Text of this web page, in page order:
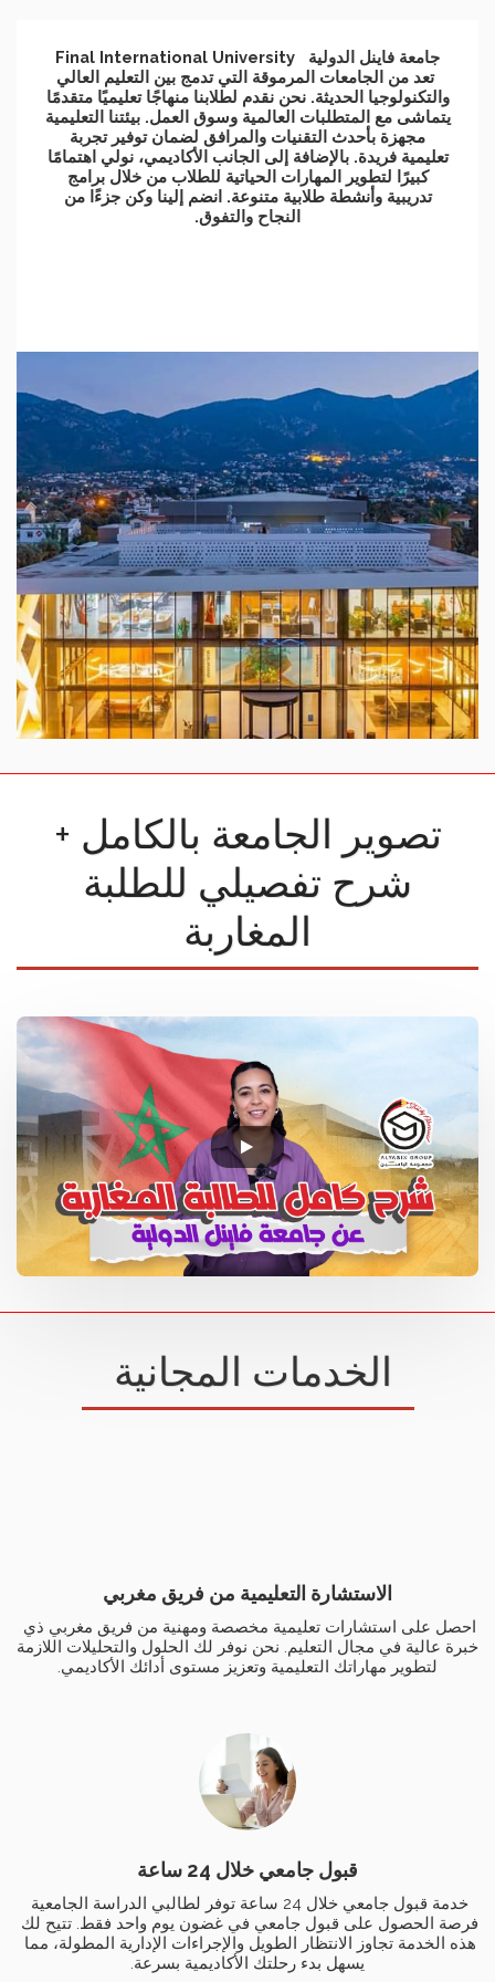
جامعة فاينل الدولية Final International University
تعد من الجامعات المرموقة التي تدمج بين التعليم العالي
والتكنولوجيا الحديثة. نحن نقدم لطلابنا منهاجًا تعليميًا متقدمًا
يتماشى مع المتطلبات العالمية وسوق العمل. بيئتنا التعليمية
مجهزة بأحدث التقنيات والمرافق لضمان توفير تجربة
تعليمية فريدة. بالإضافة إلى الجانب الأكاديمي، نولي اهتمامًا
كبيرًا لتطوير المهارات الحياتية للطلاب من خلال برامج
تدريبية وأنشطة طلابية متنوعة. انضم إلينا وكن جزءًا من
النجاح والتفوق.
تصوير الجامعة بالكامل +
شرح تفصيلي للطلبة
المغاربة
الخدمات المجانية
الاستشارة التعليمية من فريق مغربي
لتطوير مهاراتك التعليمية وتعزيز مستوى أدائك الأكاديمي.
قبول جامعي خلال 24 ساعة
يسهل بدء رحلتك الأكاديمية بسرعة.